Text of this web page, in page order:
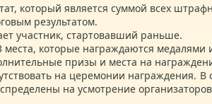
который является суммой всех
результатом.
участник, стартовавший раньше.
которые награждаются медалями
призы и места на
на церемонии награждения.
на усмотрение